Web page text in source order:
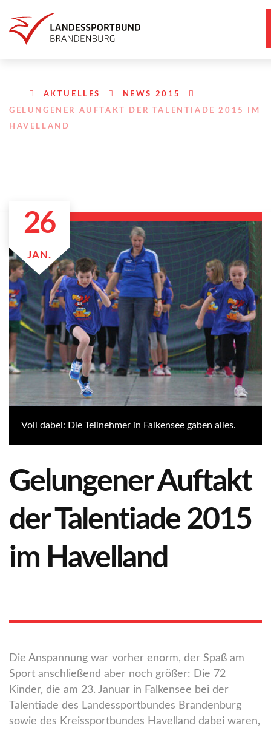
AKTUELLES NEWS 2015
GELUNGENER AUFTAKT DER TALENTIADE 2015 IM
HAVELLAND
26
JAN.
Voll dabei: Die Teilnehmer in Falkensee gaben alles.
Gelungener Auftakt
der Talentiade 2015
im Havelland
Die Anspannung war vorher enorm, der Spaß am
Sport anschließend aber noch größer: Die 72
Kinder, die am 23. Januar in Falkensee bei der
Talentiade des Landessportbundes Brandenburg
sowie des Kreissportbundes Havelland dabei waren,